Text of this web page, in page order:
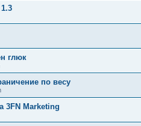
глюк
по весу
3FN Marketing